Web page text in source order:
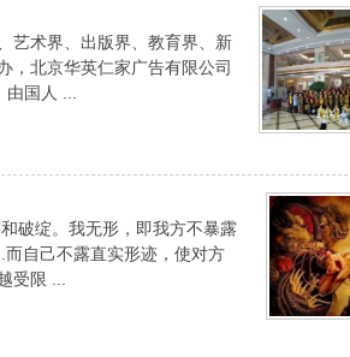
艺术界、出版界、教育界、新
，北京华英仁家广告有限公司
国人 ...
破绽。我无形，即我方不暴露
自己不露直实形迹，使对方
受限 ...